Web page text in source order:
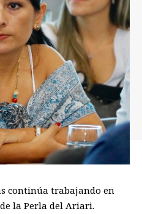
continúa trabajando en
la Perla del Ariari.